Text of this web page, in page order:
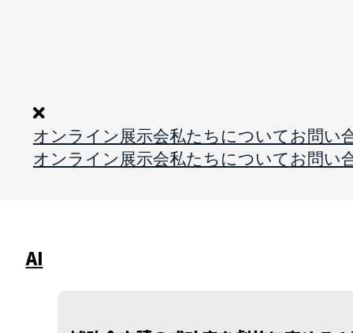
オンライン展示会私たちについてお問い
オンライン展示会私たちについてお問い
AI